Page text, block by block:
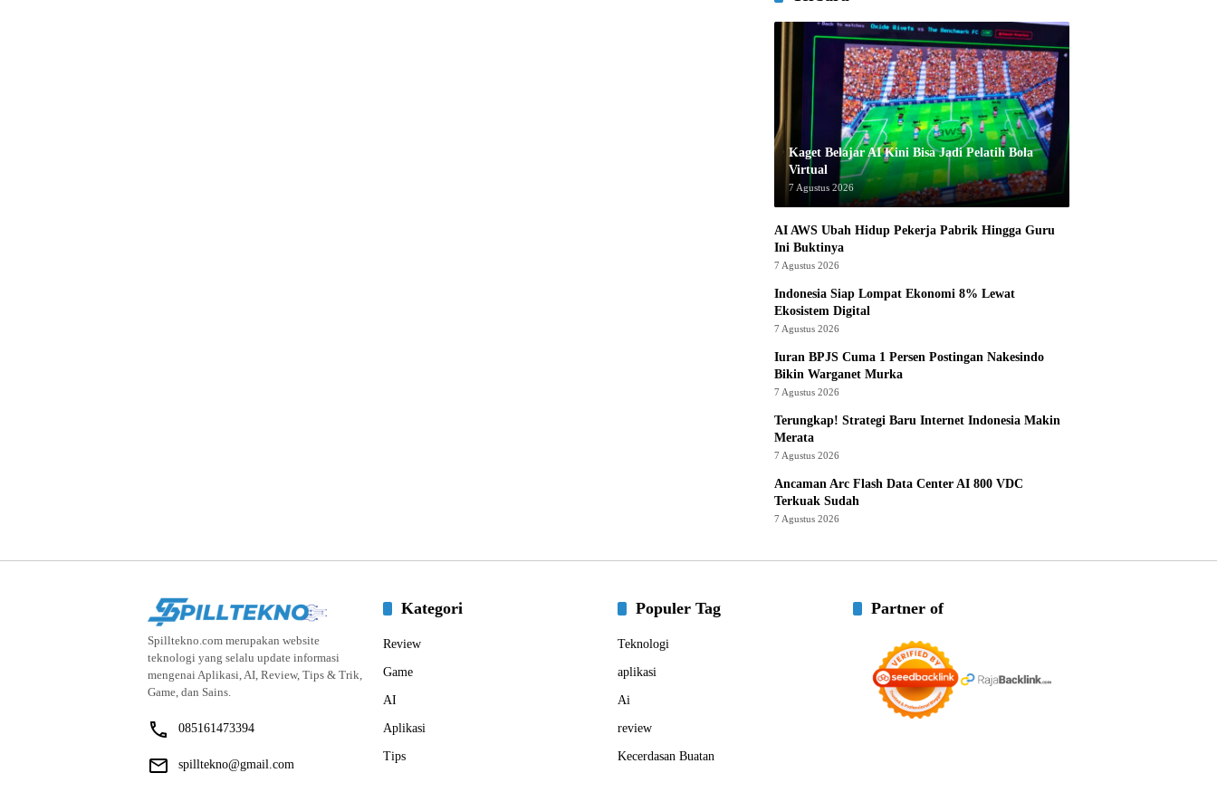
Kaget Belajar AI Kini Bisa Jadi Pelatih Bola
Virtual
7 Agustus 2026
AI AWS Ubah Hidup Pekerja Pabrik Hingga Guru
Ini Buktinya
7 Agustus 2026
Indonesia Siap Lompat Ekonomi 8% Lewat
Ekosistem Digital
7 Agustus 2026
Iuran BPJS Cuma 1 Persen Postingan Nakesindo
Bikin Warganet Murka
7 Agustus 2026
Terungkap! Strategi Baru Internet Indonesia Makin
Merata
7 Agustus 2026
Ancaman Arc Flash Data Center AI 800 VDC
Terkuak Sudah
7 Agustus 2026
Spilltekno.com merupakan website
teknologi yang selalu update informasi
mengenai Aplikasi, AI, Review, Tips & Trik,
Game, dan Sains.
085161473394
spilltekno@gmail.com
Kategori
Review
Game
AI
Aplikasi
Tips
Populer Tag
Teknologi
aplikasi
Ai
review
Kecerdasan Buatan
Partner of